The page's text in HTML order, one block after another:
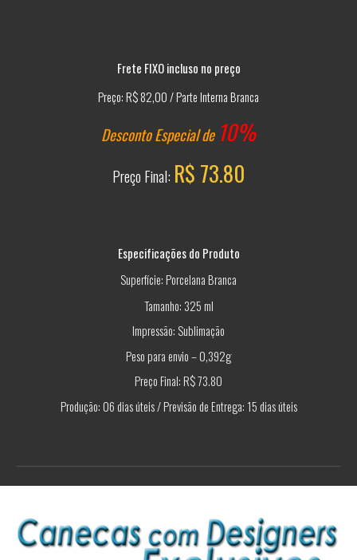
Frete FIXO incluso no preço
Preço: R$ 82,00 / Parte Interna Branca
Desconto Especial de 10%
Preço Final: R$ 73.80
Especificações do Produto
Superfície: Porcelana Branca
Tamanho: 325 ml
Impressão: Sublimação
Peso para envio – 0,392g
Preço Final: R$ 73.80
Produção: 06 dias úteis / Previsão de Entrega: 15 dias úteis